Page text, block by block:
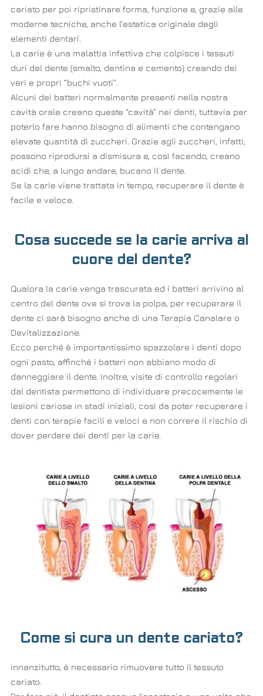
cariato per poi ripristinare forma, funzione e, grazie alle
moderne tecniche, anche l’estetica originale degli
elementi dentari.
La carie è una malattia infettiva che colpisce i tessuti
duri del dente (smalto, dentina e cemento) creando dei
veri e propri “buchi vuoti”.
Alcuni dei batteri normalmente presenti nella nostra
cavità orale creano queste “cavità” nei denti, tuttavia per
poterlo fare hanno bisogno di alimenti che contengano
elevate quantità di zuccheri. Grazie agli zuccheri, infatti,
possono riprodursi a dismisura e, così facendo, creano
acidi che, a lungo andare, bucano il dente.
Se la carie viene trattata in tempo, recuperare il dente è
facile e veloce.
Cosa succede se la carie arriva al
cuore del dente?
Qualora la carie venga trascurata ed i batteri arrivino al
centro del dente ove si trova la polpa, per recuperare il
dente ci sarà bisogno anche di una Terapia Canalare o
Devitalizzazione.
Ecco perché è importantissimo spazzolare i denti dopo
ogni pasto, affinché i batteri non abbiano modo di
danneggiare il dente. Inoltre, visite di controllo regolari
dal dentista permettono di individuare precocemente le
lesioni cariose in stadi iniziali, così da poter recuperare i
denti con terapie facili e veloci e non correre il rischio di
dover perdere dei denti per la carie.
Come si cura un dente cariato?
Innanzitutto, è necessario rimuovere tutto il tessuto
cariato.